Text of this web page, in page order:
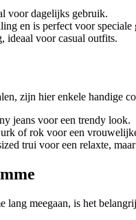
voor dagelijks gebruik.
en is perfect voor speciale
ideaal voor casual outfits.
zijn hier enkele handige
jeans voor een trendy look.
of rok voor een
trui voor een relaxte,
lang meegaan, is het